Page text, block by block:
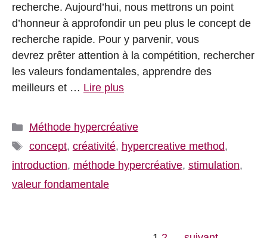
recherche. Aujourd’hui, nous mettrons un point
d’honneur à approfondir un peu plus le concept de
recherche rapide. Pour y parvenir, vous
devrez prêter attention à la compétition, rechercher
les valeurs fondamentales, apprendre des
meilleurs et … Lire plus
Catégories
Méthode hypercréative
Étiquettes
concept, créativité, hypercreative method,
introduction, méthode hypercréative, stimulation,
valeur fondamentale